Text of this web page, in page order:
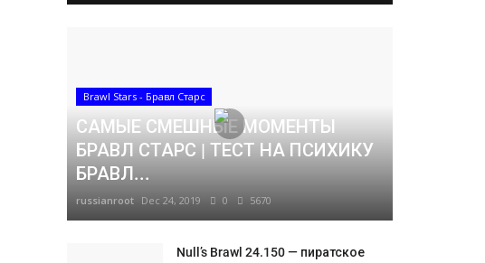
Brawl Stars - Бравл Старс
САМЫЕ СМЕШНЫЕ МОМЕНТЫ
БРАВЛ СТАРС | ТЕСТ НА ПСИХИКУ
БРАВЛ...
russianroot Dec 24, 2019 0 5670
Null’s Brawl 24.150 — пиратское